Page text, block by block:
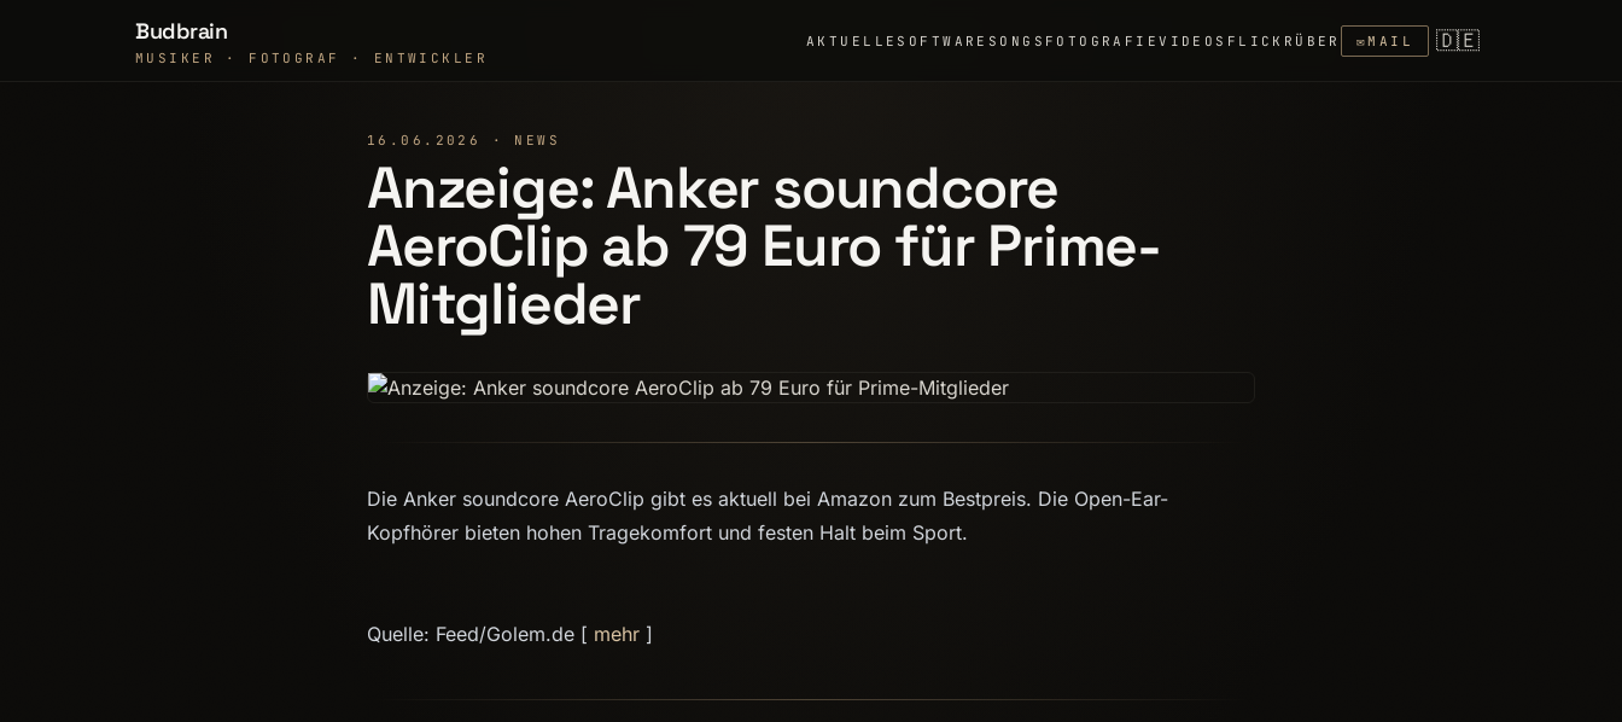
Budbrain
MUSIKER · FOTOGRAF · ENTWICKLER
AKTUELLE SOFTWARE SONGS FOTOGRAFIEVIDEOS FLICKR ÜBER ✉MAIL 🇩🇪
16.06.2026 · NEWS
Anzeige: Anker soundcore
AeroClip ab 79 Euro für Prime-
Mitglieder
Die Anker soundcore AeroClip gibt es aktuell bei Amazon zum Bestpreis. Die Open-Ear-
Kopfhörer bieten hohen Tragekomfort und festen Halt beim Sport.
Quelle: Feed/Golem.de [ mehr ]